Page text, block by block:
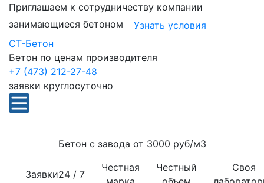
Приглашаем к сотрудничеству компании
занимающиеся бетоном
Узнать условия
СТ-Бетон
Бетон по ценам производителя
+7 (473) 212-27-48
заявки круглосуточно
Бетон с завода от 3000 руб/м3
Заявки24 / 7
Честная
Честный
Своя